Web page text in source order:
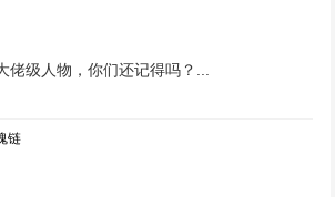
佬级人物，你们还记得吗？...